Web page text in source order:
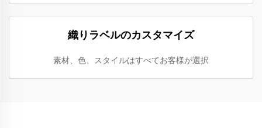
織りラベルのカスタマイズ
素材、色、スタイルはすべてお客様が選択